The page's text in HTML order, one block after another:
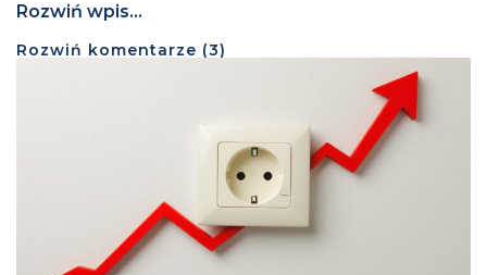
Rozwiń wpis...
Rozwiń komentarze (3)